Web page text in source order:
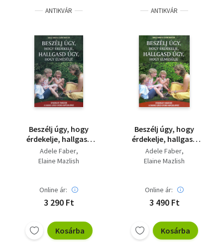
Szótár, nyelvkönyv
Társadalomtudomány
Természettudomány
Történelem
ANTIKVÁR
Beszélj úgy, hogy
érdekelje, hallgasd
úgy, hogy elmesélje
Adele Faber
Elaine Mazlish
Online ár:
3 290 Ft
Kosárba
ANTIKVÁR
Beszélj úgy, hogy
érdekelje, hallgasd
úgy, hogy elmesélje
Adele Faber
Elaine Mazlish
Online ár:
3 490 Ft
Kosárba